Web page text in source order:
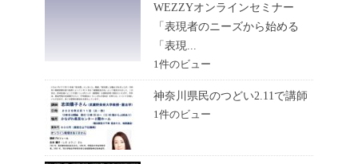
WEZZYオンラインセミナー
「表現者のニーズから始める
「表現...
1件のビュー
神奈川県民のつどい2.11で講師
1件のビュー